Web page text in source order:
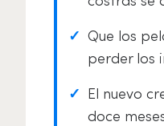
✓ Que los
perder los
✓ El nuevo
doce